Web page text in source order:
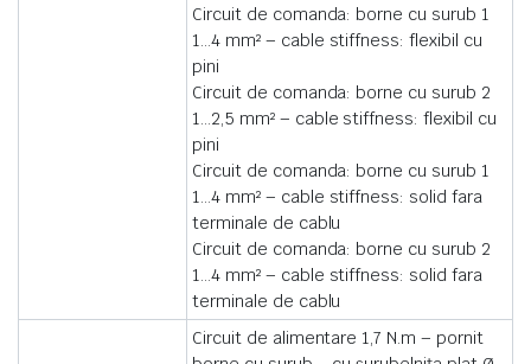
Circuit de comanda: borne cu surub 1
1…4 mm² – cable stiffness: flexibil cu
pini
Circuit de comanda: borne cu surub 2
1…2,5 mm² – cable stiffness: flexibil cu
pini
Circuit de comanda: borne cu surub 1
1…4 mm² – cable stiffness: solid fara
terminale de cablu
Circuit de comanda: borne cu surub 2
1…4 mm² – cable stiffness: solid fara
terminale de cablu
Circuit de alimentare 1,7 N.m – pornit